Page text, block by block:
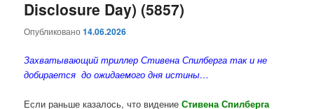
Disclosure Day) (5857)
Опубликовано14.06.2026
Захватывающий триллер Стивена Спилберга так и не
добирается до ожидаемого дня истины…
Если раньше казалось, что видениеСтивена Спилберга